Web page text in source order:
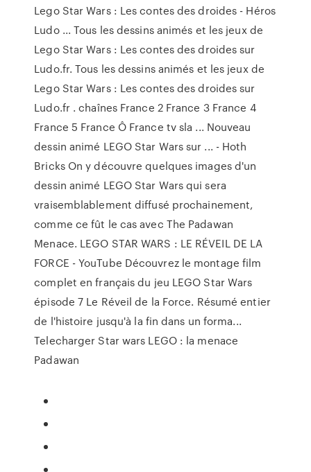
Lego Star Wars : Les contes des droides - Héros
Ludo ... Tous les dessins animés et les jeux de
Lego Star Wars : Les contes des droides sur
Ludo.fr. Tous les dessins animés et les jeux de
Lego Star Wars : Les contes des droides sur
Ludo.fr . chaînes France 2 France 3 France 4
France 5 France Ô France tv sla ... Nouveau
dessin animé LEGO Star Wars sur ... - Hoth
Bricks On y découvre quelques images d'un
dessin animé LEGO Star Wars qui sera
vraisemblablement diffusé prochainement,
comme ce fût le cas avec The Padawan
Menace. LEGO STAR WARS : LE RÉVEIL DE LA
FORCE - YouTube Découvrez le montage film
complet en français du jeu LEGO Star Wars
épisode 7 Le Réveil de la Force. Résumé entier
de l'histoire jusqu'à la fin dans un forma...
Telecharger Star wars LEGO : la menace
Padawan